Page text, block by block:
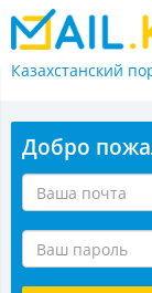
Казахстанский
Добро